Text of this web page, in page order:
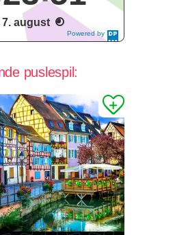
Powered by
DaysPedia.c
7. august
puslespil: